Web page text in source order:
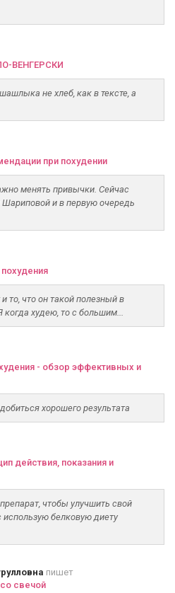
ВЕНГЕРСКИ
не хлеб, как в тексте, а
при похудении
менять привычки. Сейчас
и в первую очередь
то, что он такой полезный в
когда худею, то с большим...
- обзор эффективных и
хорошего результата
действия, показания и
чтобы улучшить свой
использую белковую диету
пишет
свечой